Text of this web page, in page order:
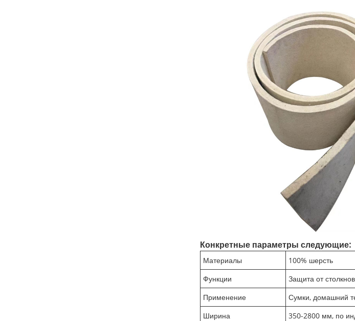
Конкретные параметры следующие:
Материалы
100% шерсть
Функции
Защита от
Применение
Сумки, домашний
Ширина
350-2800 мм, по